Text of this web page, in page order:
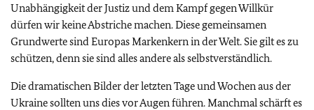
Unabhängigkeit der Justiz und dem Kampf gegen Willkür
dürfen wir keine Abstriche machen. Diese gemeinsamen
Grundwerte sind Europas Markenkern in der Welt. Sie gilt es zu
schützen, denn sie sind alles andere als selbstverständlich.
Die dramatischen Bilder der letzten Tage und Wochen aus der
Ukraine sollten uns dies vor Augen führen. Manchmal schärft es